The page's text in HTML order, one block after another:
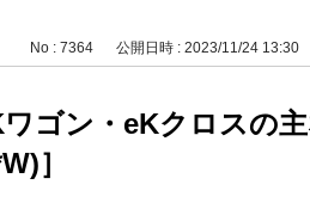
No : 7364 公開日時 : 2023/11/24 13:30
ゴン・eKクロスの
］